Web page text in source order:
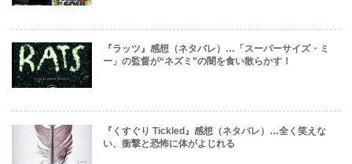
『ラッツ』感想（ネタバレ）…「スーパーサイズ・ミ
ー」の監督が“ネズミ”の闇を食い散らかす！
『くすぐり Tickled』感想（ネタバレ）…全く笑えな
い、衝撃と恐怖に体がよじれる